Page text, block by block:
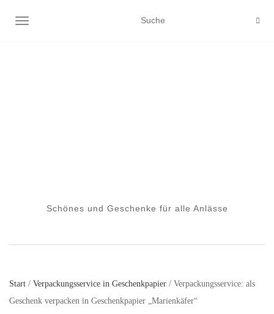
NAVIGATION EIN-/AUSSCHALTEN
Schönes und Geschenke für alle Anlässe
Start / Verpackungsservice in Geschenkpapier / Verpackungsservice: als
Geschenk verpacken in Geschenkpapier „Marienkäfer“